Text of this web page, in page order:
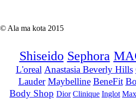
© Ala ma kota 2015
Shiseido Sephora
L'oreal Anastasia Beverly Hills
Lauder Maybelline BeneFit
Body Shop Dior Clinique Inglot